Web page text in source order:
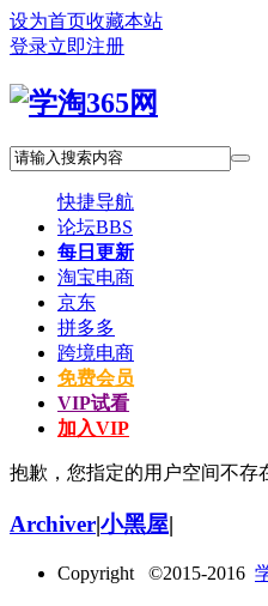
设为首页收藏本站
登录立即注册
快捷导航
论坛BBS
每日更新
淘宝电商
京东
拼多多
跨境电商
免费会员
VIP试看
加入VIP
抱歉，您指定的用户空间不存
Archiver|小黑屋|
Copyright ©2015-2016